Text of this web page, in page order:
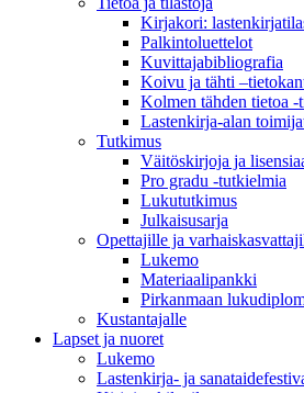
Kirjakori:
Palkintoluettelot
Kuvittaja­bibliografia
Koivu ja tähti
Kolmen tähden tietoa -
Lastenkirja-alan
Tutkimus
Väitöskirjoja ja
Pro gradu -tutkielmia
Lukututkimus
Julkaisusarja
Opettajille ja
Lukemo
Materiaalipankki
Pirkanmaan
Kustantajalle
Lapset ja nuoret
Lukemo
Lastenkirja- ja